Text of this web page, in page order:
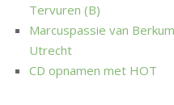
Tervuren (B)
Marcuspassie van
Utrecht
CD opnamen met HOT